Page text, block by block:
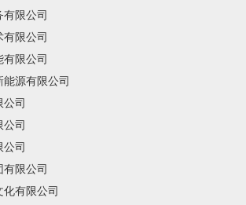
限公司
限公司
限公司
源有限公司
司
司
司
限公司
有限公司